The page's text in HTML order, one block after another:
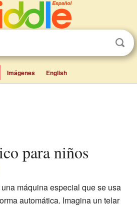
Imágenes English
para niños
máquina especial que se usa
automática. Imagina un telar